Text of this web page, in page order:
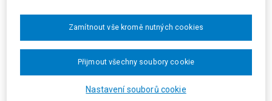
49 a rozsudek NSS ze dne 22. 12. 2009, čj. 1 As 76/2009). Nebyly
předloženy žádné důkazy o tom, že by souhlas k veřejnému užívání
naopak vyslovili jasný nesouhlas s jakýmikoliv nároky H. ke spornému
pozemku. Sami žalobci, kteří vlastní sporný pozemek od roku 2006, pak
Nastavení souborů cookie
Zamítnout vše kromě nutných cookies
Přijmout všechny soubory cookie